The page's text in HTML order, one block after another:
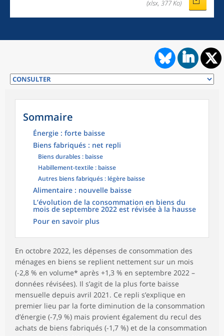
(xlsx, 377 Ko)
Sommaire
Énergie : forte baisse
Biens fabriqués : net repli
Biens durables : baisse
Habillement-textile : baisse
Autres biens fabriqués : légère baisse
Alimentaire : nouvelle baisse
L’évolution de la consommation en biens du
mois de septembre 2022 est révisée à la hausse
Pour en savoir plus
En octobre 2022, les dépenses de consommation des
ménages en biens se replient nettement sur un mois
(-2,8 % en volume* après +1,3 % en septembre 2022 –
données révisées). Il s’agit de la plus forte baisse
mensuelle depuis avril 2021. Ce repli s’explique en
premier lieu par la forte diminution de la consommation
d’énergie (-7,9 %) mais provient également du recul des
achats de biens fabriqués (-1,7 %) et de la consommation